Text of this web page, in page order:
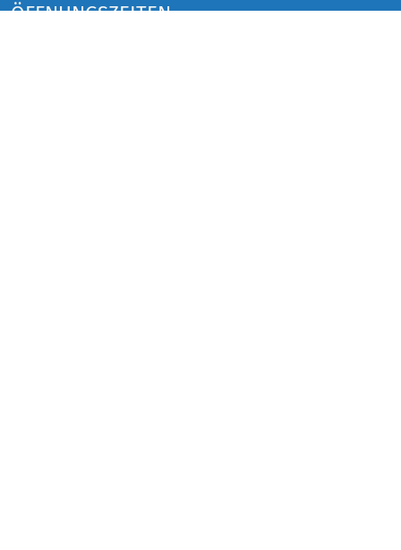
ÖFFNUNGSZEITEN